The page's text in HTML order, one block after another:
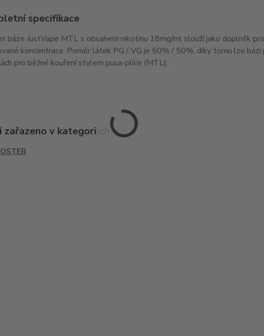
specifikace
báze JustVape MTL s obsahem nikotinu 18mg/ml slouží jako doplněk
koncentrace. Poměr látek PG / VG je 50% / 50%, díky tomu lze
pro běžné kouření stylem pusa-plíce (MTL).
zařazeno v kategoriích